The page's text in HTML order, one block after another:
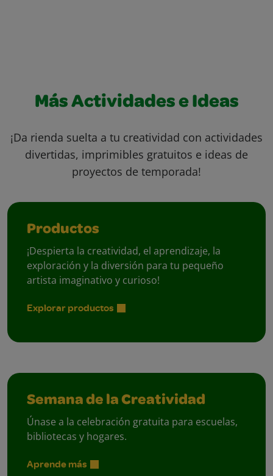
Más Actividades e Ideas
¡Da rienda suelta a tu creatividad con actividades
divertidas, imprimibles gratuitos e ideas de
proyectos de temporada!
Productos
¡Despierta la creatividad, el aprendizaje, la
exploración y la diversión para tu pequeño
artista imaginativo y curioso!
Explorar productos
Semana de la Creatividad
Únase a la celebración gratuita para escuelas,
bibliotecas y hogares.
Aprende más